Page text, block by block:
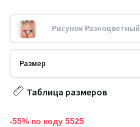
Рисунок Разноцветный
Размер
Таблица размеров
-55% по коду 5525